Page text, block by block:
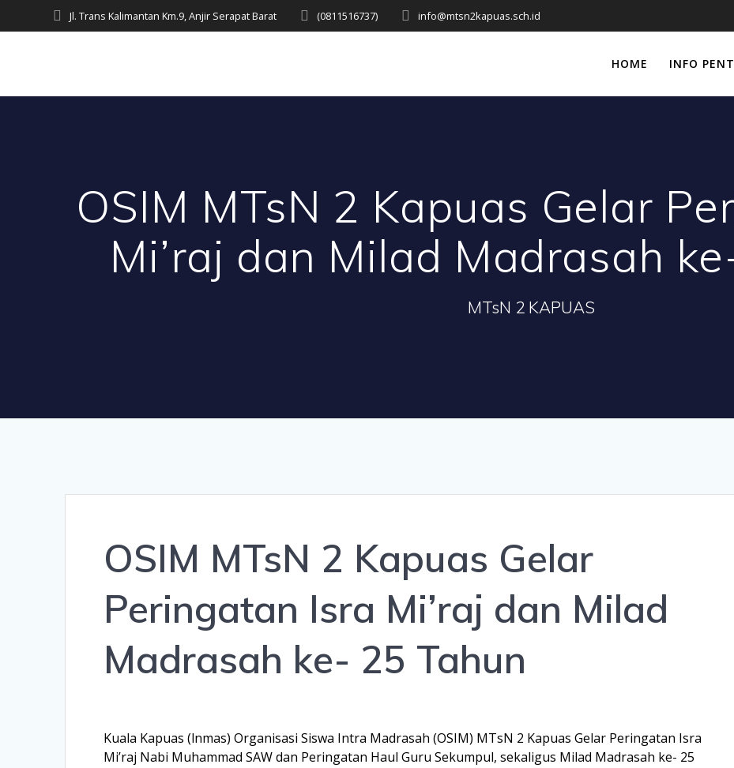
to
Jl. Trans Kalimantan Km.9, Anjir Serapat Barat (0811516737) info@mtsn2kapuas.sch.id
HOME INFO
OSIM MTsN 2 Kapuas Gelar
Mi’raj dan Milad Madrasah
MTsN 2 KAPUAS
OSIM MTsN 2 Kapuas Gelar
Peringatan Isra Mi’raj dan Milad
Madrasah ke- 25 Tahun
Kuala Kapuas (lnmas) Organisasi Siswa Intra Madrasah (OSIM) MTsN 2 Kapuas Gelar Peringatan Isra
Mi’raj Nabi Muhammad SAW dan Peringatan Haul Guru Sekumpul, sekaligus Milad Madrasah ke- 25